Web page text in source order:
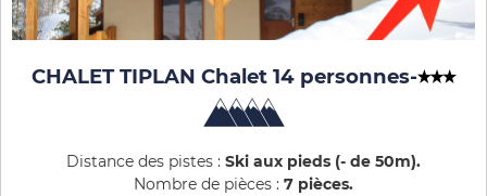
CHALET TIPLAN Chalet 14 personnes-
Distance des pistes : Ski aux pieds (- de 50m)
Nombre de pièces : 7 pièces